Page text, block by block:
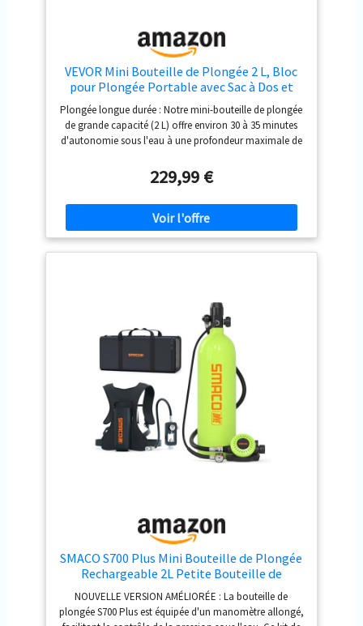
VEVOR Mini Bouteille de Plongée 2 L, Bloc
pour Plongée Portable avec Sac à Dos et
Étui, Réservoir pour Respiration sous-
Marine Équipement de Plongeur,
Réutilisable, Autonomie jusqu'à 35 Minutes
Plongée longue durée : Notre mini-bouteille de plongée
de grande capacité (2 L) offre environ 30 à 35 minutes
d'autonomie sous l'eau à une profondeur maximale de
marines prolongées, des opérations légères ou d'une
utilisation d'urgence Réservoir renforcé : Fabriqué en
aluminium de qualité aéronautique pour une résistance
et une protection anticorrosion optimales, ce réservoir
de plongée sous-marine supporte une pression de 20
externe offre une protection supplémentaire contre les
surpressions Deux méthodes de remplissage : Notre
bouteille de plongée sous-marine peut être remplie en la
connectant à une grande bouteille de plongée via un
adaptateur dédié ou en utilisant un compresseur d’air
compatible (équipement de remplissage non inclus
dans ce kit) Facile à transporter : Notre kit de plongée
portable est conçu pour une portabilité optimale. Il
comprend un sac à dos pour les sorties à la plage, ainsi
qu'une valise en alliage d'aluminium avec mousse
haute densité pour protéger votre équipement. La
229,99 €
SMACO S700 Plus Mini Bouteille de Plongée
Rechargeable 2L Petite Bouteille de
Plongee sous-Marine Mini Bouteille
d'oxygène Plongee pour Respirer sous l'eau
Nettoyage du Bateau Source d'air de
NOUVELLE VERSION AMÉLIORÉE : La bouteille de
plongée S700 Plus est équipée d'un manomètre allongé,